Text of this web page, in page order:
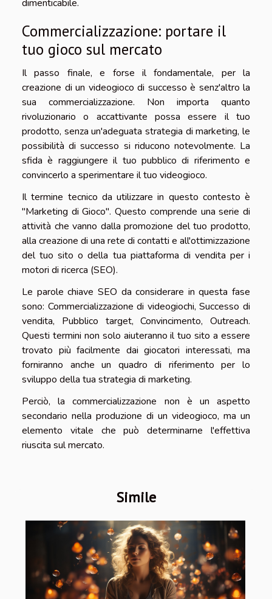
dimenticabile.
Commercializzazione: portare il
tuo gioco sul mercato
Il passo finale, e forse il fondamentale, per la
creazione di un videogioco di successo è senz'altro la
sua commercializzazione. Non importa quanto
rivoluzionario o accattivante possa essere il tuo
prodotto, senza un'adeguata strategia di marketing, le
possibilità di successo si riducono notevolmente. La
sfida è raggiungere il tuo pubblico di riferimento e
convincerlo a sperimentare il tuo videogioco.
Il termine tecnico da utilizzare in questo contesto è
"Marketing di Gioco". Questo comprende una serie di
attività che vanno dalla promozione del tuo prodotto,
alla creazione di una rete di contatti e all'ottimizzazione
del tuo sito o della tua piattaforma di vendita per i
motori di ricerca (SEO).
Le parole chiave SEO da considerare in questa fase
sono: Commercializzazione di videogiochi, Successo di
vendita, Pubblico target, Convincimento, Outreach.
Questi termini non solo aiuteranno il tuo sito a essere
trovato più facilmente dai giocatori interessati, ma
forniranno anche un quadro di riferimento per lo
sviluppo della tua strategia di marketing.
Perciò, la commercializzazione non è un aspetto
secondario nella produzione di un videogioco, ma un
elemento vitale che può determinarne l'effettiva
riuscita sul mercato.
Simile